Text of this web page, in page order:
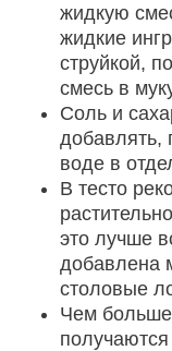
жидкую
жидкие
струйкой,
смесь в
Соль и
добавлять,
воде в
В тесто
это лучше
добавлена
столовые
Чем больше